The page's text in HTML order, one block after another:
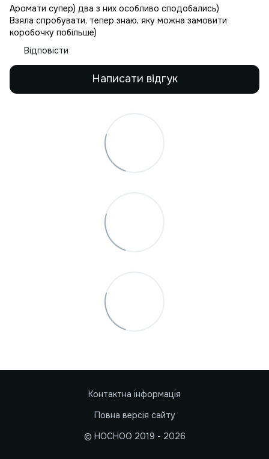
Аромати супер) два з них особливо сподобались)
Взяла спробувати, тепер знаю, яку можна замовити
коробочку побільше)
Відповісти
Написати відгук
Контактна інформація
Повна версія сайту
© HOCHOO 2019 - 2026